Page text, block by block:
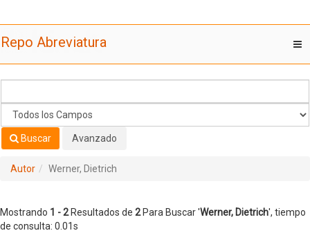
Repo Abreviatura
Buscar Avanzado
Autor Werner, Dietrich
Mostrando 1 - 2Resultados de 2Para Buscar 'Werner, Dietrich', tiempo
de consulta: 0.01s